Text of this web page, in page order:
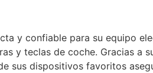
y confiable para su equipo
y teclas de coche. Gracias
sus dispositivos favoritos